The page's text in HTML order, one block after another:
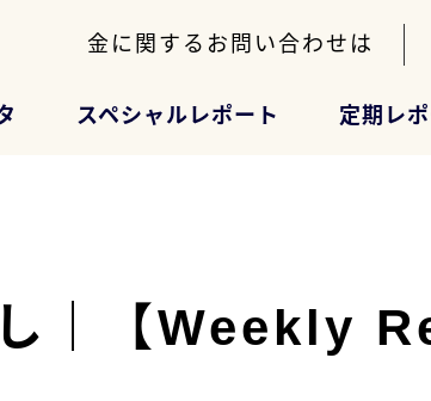
金に関するお問い合わせは
スペシャルレポート 定期レ
｜【Weekly